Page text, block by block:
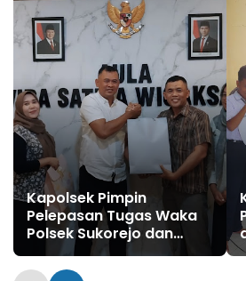
Kapolsek Pimpin
Pelepasan Tugas Waka
Polsek Sukorejo dan
Wakil Ketua Ranting
Polsek Sukorejo